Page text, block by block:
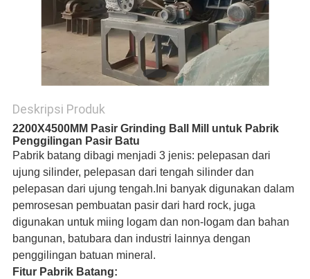
Deskripsi Produk
2200X4500MM Pasir Grinding Ball Mill untuk Pabrik
Penggilingan Pasir Batu
Pabrik batang dibagi menjadi 3 jenis: pelepasan dari
ujung silinder, pelepasan dari tengah silinder dan
pelepasan dari ujung tengah.Ini banyak digunakan dalam
pemrosesan pembuatan pasir dari hard rock, juga
digunakan untuk miing logam dan non-logam dan bahan
bangunan, batubara dan industri lainnya dengan
penggilingan batuan mineral.
Fitur Pabrik Batang: